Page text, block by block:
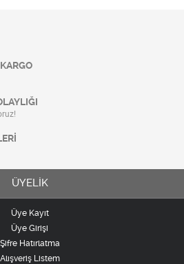
ÜYELİK
Üye Kayıt
Üye Girişi
Şifre Hatırlatma
Alışveriş Listem